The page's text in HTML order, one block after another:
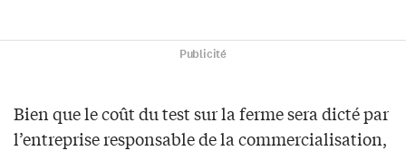
Publicité
Bien que le coût du test sur la ferme sera dicté par
l’entreprise responsable de la commercialisation,